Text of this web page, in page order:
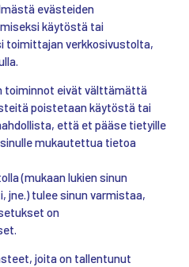
evästeiden
käytöstä tai
toimittajan verkkosivustolta,
toiminnot eivät välttämättä
poistetaan käytöstä tai
että et pääse tietyille
mukautettua tietoa
(mukaan lukien sinun
jne.) tulee sinun varmistaa,
on
joita on tallentunut